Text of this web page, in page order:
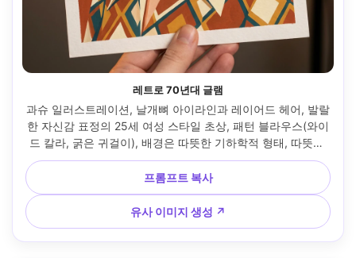
레트로 70년대 글램
과슈 일러스트레이션, 날개뼈 아이라인과 레이어드 헤어, 발랄
한 자신감 표정의 25세 여성 스타일 초상, 패턴 블라우스(와이
드 칼라, 굵은 귀걸이), 배경은 따뜻한 기하학적 형태, 따뜻한
스튜디오 조명과 부드러운 광채, 매트 안료, 불투명 컬러 블로
킹, 날카로운 그래픽 엣지, 종이 질감, 번트 오렌지와 틸 팔레
트, 향수를 부르는 글램 무드, 85mm 렌즈, 얕은 심도 --ar 4:5
프롬프트 복사
유사 이미지 생성 ↗